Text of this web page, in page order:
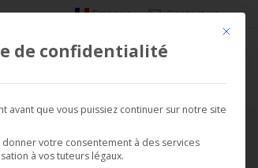
Français Contact us
Vous êtes ici :
Accueil Logiciel et firmware
Ce
de confidentialité
avant que vous puissiez continuer sur notre site
donner votre consentement à des services
à vos tuteurs légaux.